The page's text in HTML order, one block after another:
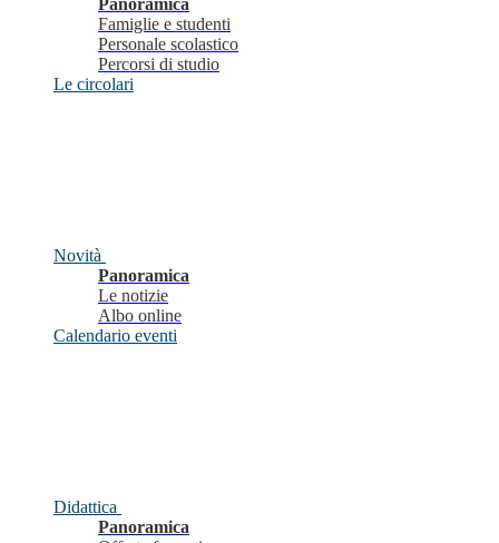
Panoramica
Famiglie e studenti
Personale scolastico
Percorsi di studio
Le circolari
Novità
Panoramica
Le notizie
Albo online
Calendario eventi
Didattica
Panoramica